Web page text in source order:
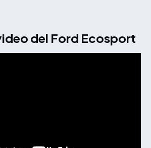
del Ford Ecosport